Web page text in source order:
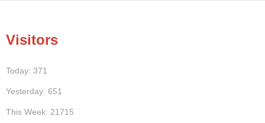
Visitors
Today: 371
Yesterday: 651
This Week: 21715